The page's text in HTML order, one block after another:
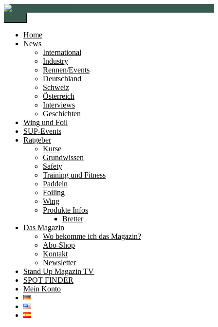
Zur
Navigation
springen
Zum
springen
Home
News
International
Industry
Rennen/Events
Deutschland
Schweiz
Österreich
Interviews
Geschichten
Wing und Foil
SUP-Events
Ratgeber
Kurse
Grundwissen
Safety
Training und Fitness
Paddeln
Foiling
Wing
Produkte Infos
Bretter
Das Magazin
Wo bekomme ich das Magazin?
Abo-Shop
Kontakt
Newsletter
Stand Up Magazin TV
SPOT FINDER
Mein Konto